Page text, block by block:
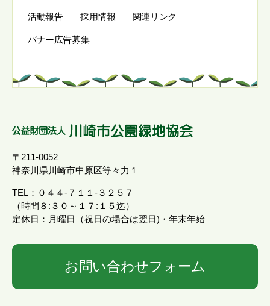
活動報告 採用情報 関連リンク
バナー広告募集
〒211-0052
神奈川県川崎市中原区等々力１
TEL：０４４-７１１-３２５７
（時間８:３０～１７:１５迄）
定休日：月曜日（祝日の場合は翌日)・年末年始
お問い合わせフォーム